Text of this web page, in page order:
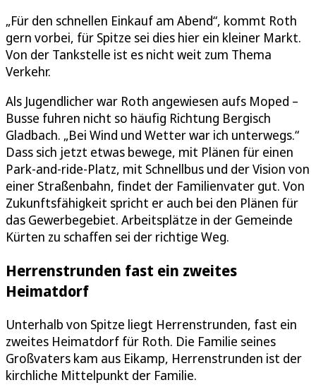
„Für den schnellen Einkauf am Abend“, kommt Roth
gern vorbei, für Spitze sei dies hier ein kleiner Markt.
Von der Tankstelle ist es nicht weit zum Thema
Verkehr.
Als Jugendlicher war Roth angewiesen aufs Moped –
Busse fuhren nicht so häufig Richtung Bergisch
Gladbach. „Bei Wind und Wetter war ich unterwegs.“
Dass sich jetzt etwas bewege, mit Plänen für einen
Park-and-ride-Platz, mit Schnellbus und der Vision von
einer Straßenbahn, findet der Familienvater gut. Von
Zukunftsfähigkeit spricht er auch bei den Plänen für
das Gewerbegebiet. Arbeitsplätze in der Gemeinde
Kürten zu schaffen sei der richtige Weg.
Herrenstrunden fast ein zweites
Heimatdorf
Unterhalb von Spitze liegt Herrenstrunden, fast ein
zweites Heimatdorf für Roth. Die Familie seines
Großvaters kam aus Eikamp, Herrenstrunden ist der
kirchliche Mittelpunkt der Familie.